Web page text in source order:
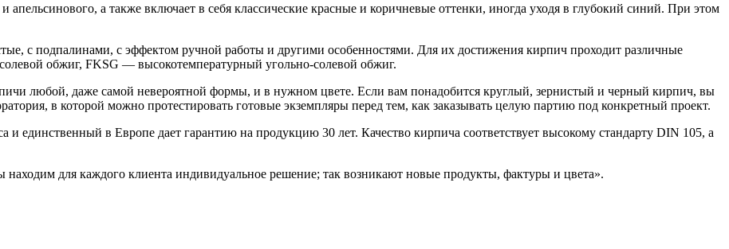
апельсинового, а также включает в себя классические красные и коричневые оттенки, иногда уходя в глубокий синий. При этом
с подпалинами, с эффектом ручной работы и другими особенностями. Для их достижения кирпич проходит различные
обжиг, FKSG — высокотемпературный угольно-солевой обжиг.
любой, даже самой невероятной формы, и в нужном цвете. Если вам понадобится круглый, зернистый и черный кирпич, вы
в которой можно протестировать готовые экземпляры перед тем, как заказывать целую партию под конкретный проект.
и единственный в Европе дает гарантию на продукцию 30 лет. Качество кирпича соответствует высокому стандарту DIN 105, а
для каждого клиента индивидуальное решение; так возникают новые продукты, фактуры и цвета».